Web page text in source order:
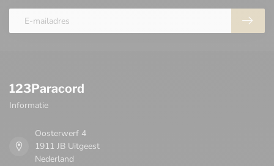
123Paracord
Informatie
Oosterwerf 4
1911 JB Uitgeest
Nederland